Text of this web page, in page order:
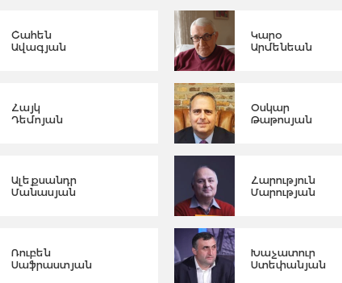
Շահեն
Ավագյան
Կարօ
Արմենեան
Հայկ
Դեմոյան
Օսկար
Թաթոսյան
Ալեքսանդր
Մանասյան
Հարություն
Մարության
Ռուբեն
Սաֆրաստյան
Խաչատուր
Ստեփանյան